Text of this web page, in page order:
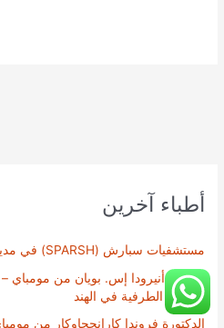
أطباء آخرين
مستشفيات سبارش (SPARSH) في مدينة بنجالور
الدكتور أنيرودا إس. بويان من مومباي
الدموية الطرفية في الهند
الدكتورة فروندا كارانججاوكار من